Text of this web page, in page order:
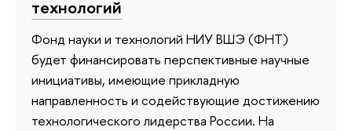
технологий
Фонд науки и технологий НИУ ВШЭ (ФНТ)
будет финансировать перспективные научные
инициативы, имеющие прикладную
направленность и содействующие достижению
технологического лидерства России. На